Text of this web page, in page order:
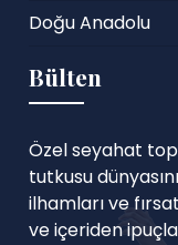
Doğu Anadolu
Bülten
Özel seyahat
tutkusu
ilhamları ve
ve içeriden